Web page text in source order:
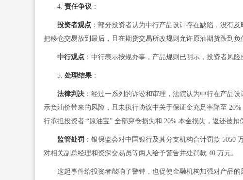
4. 责任争议 ：
投资者观点：部分投资者认为中行产品设计存在缺陷，没有
把移仓交易放到最后，且在期货交易所改规则允许原油期货跌到
中行观点：中行表示按规办事，产品规则已明示，投资者风险
5. 处理结果：
法律判决：经过一系列的诉讼和审理，法院认为中行在产品
示负油价带来的风险，且未执行协议中关于保证金充足率降至
行承担投资者 “原油宝” 全部穿仓损失和 20% 本金损失，返还被扣
监管处罚：银保监会对中国银行及其分支机构合计罚款 5050
对相关副总经理和资深交易员等两人给予警告并处罚款 40 万元。
这起事件给投资者敲响了警钟，也促使金融机构加强对产品的